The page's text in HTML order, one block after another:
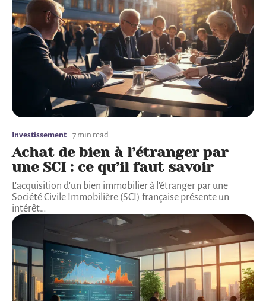
Investissement 7 min read
Achat de bien à l’étranger par
une SCI : ce qu’il faut savoir
L'acquisition d'un bien immobilier à l'étranger par une
Société Civile Immobilière (SCI) française présente un
intérêt…